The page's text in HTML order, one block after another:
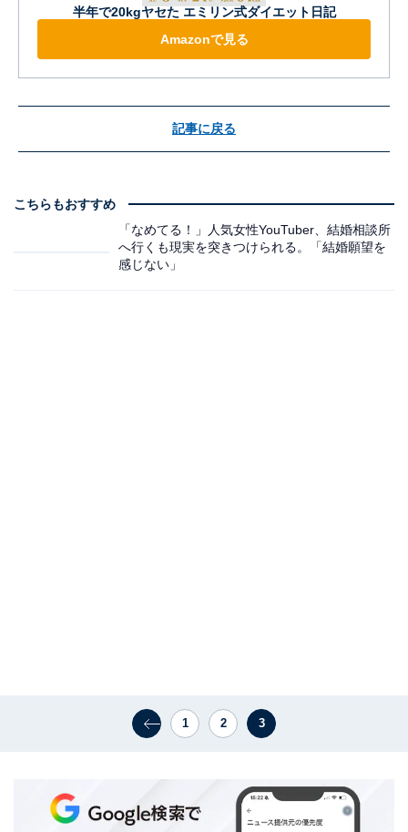
半年で20kgヤセた エミリン式ダイエット日記
Amazonで見る
記事に戻る
こちらもおすすめ
「なめてる！」人気女性YouTuber、結婚相談所
へ行くも現実を突きつけられる。「結婚願望を
感じない」
1 2 3